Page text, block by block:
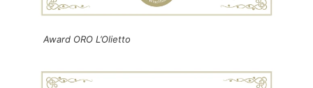
Award ORO L’Olietto